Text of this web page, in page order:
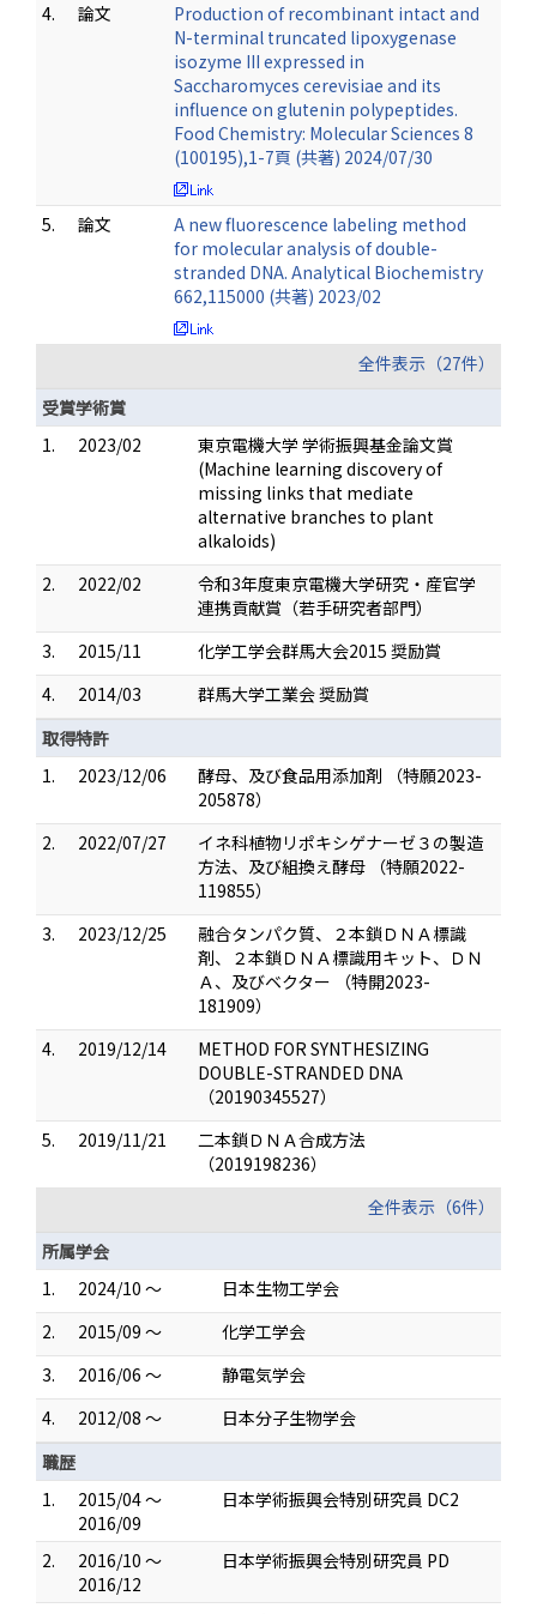
4. 論文
Production of recombinant intact and
N-terminal truncated lipoxygenase
isozyme III expressed in
Saccharomyces cerevisiae and its
influence on glutenin polypeptides.
Food Chemistry: Molecular Sciences 8
(100195),1-7頁 (共著) 2024/07/30
5. 論文
A new fluorescence labeling method
for molecular analysis of double-
stranded DNA. Analytical Biochemistry
662,115000 (共著) 2023/02
全件表示（27件）
受賞学術賞
1.
2023/02
東京電機大学 学術振興基金論文賞
(Machine learning discovery of
missing links that mediate
alternative branches to plant
alkaloids)
2.
2022/02
令和3年度東京電機大学研究・産官学
連携貢献賞（若手研究者部門）
3.
2015/11
化学工学会群馬大会2015 奨励賞
4.
2014/03
群馬大学工業会 奨励賞
取得特許
1.
2023/12/06
酵母、及び食品用添加剤 （特願2023-
205878）
2.
2022/07/27
イネ科植物リポキシゲナーゼ３の製造
方法、及び組換え酵母 （特願2022-
119855）
3.
2023/12/25
融合タンパク質、２本鎖ＤＮＡ標識
剤、２本鎖ＤＮＡ標識用キット、ＤＮ
Ａ、及びベクター （特開2023-
181909）
4.
2019/12/14
METHOD FOR SYNTHESIZING
DOUBLE-STRANDED DNA
（20190345527）
5.
2019/11/21
二本鎖ＤＮＡ合成方法
（2019198236）
全件表示（6件）
所属学会
1.
2024/10 ～
日本生物工学会
2.
2015/09 ～
化学工学会
3.
2016/06 ～
静電気学会
4.
2012/08 ～
日本分子生物学会
職歴
1.
2015/04 ～
2016/09
日本学術振興会特別研究員 DC2
2.
2016/10 ～
2016/12
日本学術振興会特別研究員 PD